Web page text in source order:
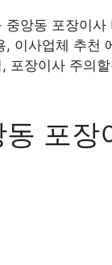
중앙동 포장이
이사업체 추천
포장이사 주의
포장